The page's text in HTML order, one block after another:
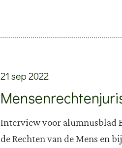
21 sep 2022
Interview voor alumnusblad
de Rechten van de Mens en